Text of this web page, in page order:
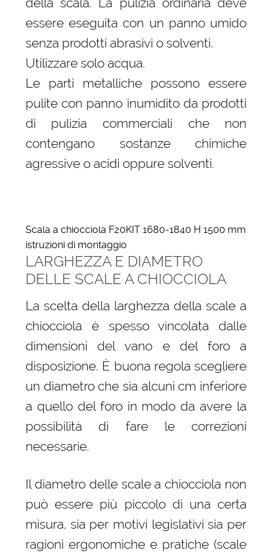
essere eseguita con un panno umido
senza prodotti abrasivi o solventi.
Utilizzare solo acqua.
Le parti metalliche possono essere
pulite con panno inumidito da prodotti
di pulizia commerciali che non
contengano sostanze chimiche
agressive o acidi oppure solventi.
Scala a chiocciola F20KIT 1680-1840 H 1500 mm
istruzioni di montaggio
LARGHEZZA E DIAMETRO
DELLE SCALE A CHIOCCIOLA
La scelta della larghezza della scale a
chiocciola è spesso vincolata dalle
dimensioni del vano e del foro a
disposizione. È buona regola scegliere
un diametro che sia alcuni cm inferiore
a quello del foro in modo da avere la
possibilità di fare le correzioni
necessarie.
Il diametro delle scale a chiocciola non
può essere più piccolo di una certa
misura, sia per motivi legislativi sia per
ragioni ergonomiche e pratiche (scale